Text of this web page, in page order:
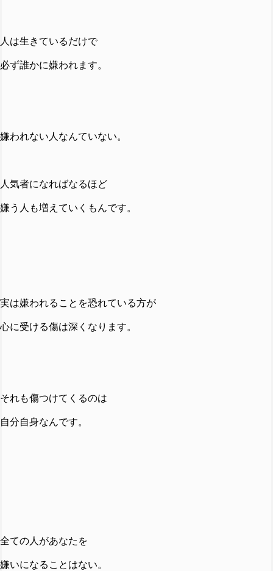
人は生きているだけで
必ず誰かに嫌われます。
嫌われない人なんていない。
人気者になればなるほど
嫌う人も増えていくもんです。
実は嫌われることを恐れている方が
心に受ける傷は深くなります。
それも傷つけてくるのは
自分自身なんです。
全ての人があなたを
嫌いになることはない。